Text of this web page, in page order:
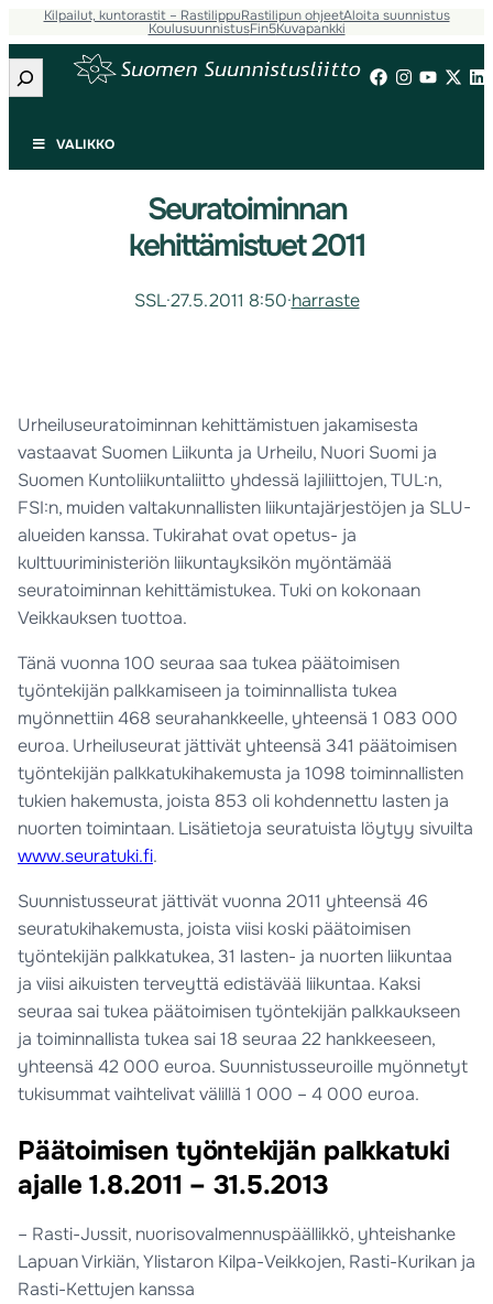
Kilpailut, kuntorastit – RastilippuRastilipun ohjeetAloita suunnistus
KoulusuunnistusFin5Kuvapankki
Etsi
VALIKKO
Seuratoiminnan
kehittämistuet 2011
SSL·27.5.2011 8:50·harraste
Urheiluseuratoiminnan kehittämistuen jakamisesta
vastaavat Suomen Liikunta ja Urheilu, Nuori Suomi ja
Suomen Kuntoliikuntaliitto yhdessä lajiliittojen, TUL:n,
FSI:n, muiden valtakunnallisten liikuntajärjestöjen ja SLU-
alueiden kanssa. Tukirahat ovat opetus- ja
kulttuuriministeriön liikuntayksikön myöntämää
seuratoiminnan kehittämistukea. Tuki on kokonaan
Veikkauksen tuottoa.
Tänä vuonna 100 seuraa saa tukea päätoimisen
työntekijän palkkamiseen ja toiminnallista tukea
myönnettiin 468 seurahankkeelle, yhteensä 1 083 000
euroa. Urheiluseurat jättivät yhteensä 341 päätoimisen
työntekijän palkkatukihakemusta ja 1098 toiminnallisten
tukien hakemusta, joista 853 oli kohdennettu lasten ja
nuorten toimintaan. Lisätietoja seuratuista löytyy sivuilta
www.seuratuki.fi.
Suunnistusseurat jättivät vuonna 2011 yhteensä 46
seuratukihakemusta, joista viisi koski päätoimisen
työntekijän palkkatukea, 31 lasten- ja nuorten liikuntaa
ja viisi aikuisten terveyttä edistävää liikuntaa. Kaksi
seuraa sai tukea päätoimisen työntekijän palkkaukseen
ja toiminnallista tukea sai 18 seuraa 22 hankkeeseen,
yhteensä 42 000 euroa. Suunnistusseuroille myönnetyt
tukisummat vaihtelivat välillä 1 000 – 4 000 euroa.
Päätoimisen työntekijän palkkatuki
ajalle 1.8.2011 – 31.5.2013
– Rasti-Jussit, nuorisovalmennuspäällikkö, yhteishanke
Lapuan Virkiän, Ylistaron Kilpa-Veikkojen, Rasti-Kurikan ja
Rasti-Kettujen kanssa